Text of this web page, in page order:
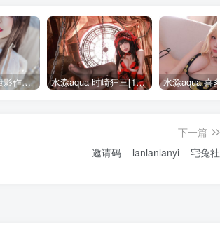
水淼aqua cos摄影作品合集155套 水淼aqua 时崎狂三[109P-128MB]
下一篇
邀请码 – lanlanlanyi – 宅兔社